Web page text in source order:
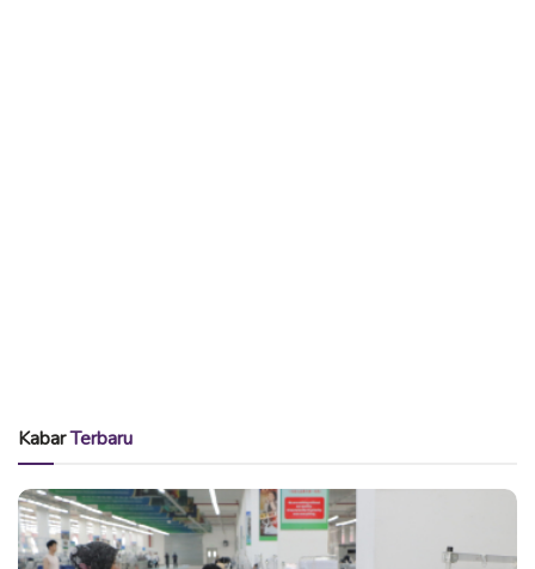
KabarTerbaru